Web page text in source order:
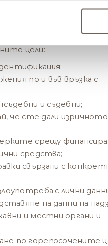
на данни.
лични данни ще бъдат
цели:
по и във връзка с
и съдебни;
че сте дали изричното
срещу
средства;
свързани с
с лични
на данни на
и местни органи и
по горепосочените